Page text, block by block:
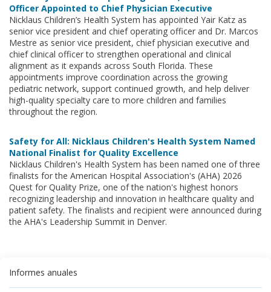
Officer Appointed to Chief Physician Executive
Nicklaus Children’s Health System has appointed Yair Katz as
senior vice president and chief operating officer and Dr. Marcos
Mestre as senior vice president, chief physician executive and
chief clinical officer to strengthen operational and clinical
alignment as it expands across South Florida. These
appointments improve coordination across the growing
pediatric network, support continued growth, and help deliver
high-quality specialty care to more children and families
throughout the region.
Safety for All: Nicklaus Children's Health System Named
National Finalist for Quality Excellence
Nicklaus Children's Health System has been named one of three
finalists for the American Hospital Association's (AHA) 2026
Quest for Quality Prize, one of the nation's highest honors
recognizing leadership and innovation in healthcare quality and
patient safety. The finalists and recipient were announced during
the AHA's Leadership Summit in Denver.
Informes anuales